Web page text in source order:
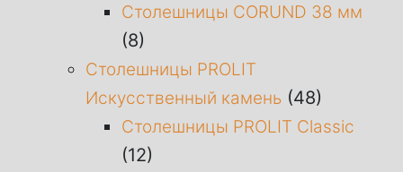
Столешницы CORUND 38 мм
(8)
Столешницы PROLIT
Искусственный камень (48)
Столешницы PROLIT Classic
(12)